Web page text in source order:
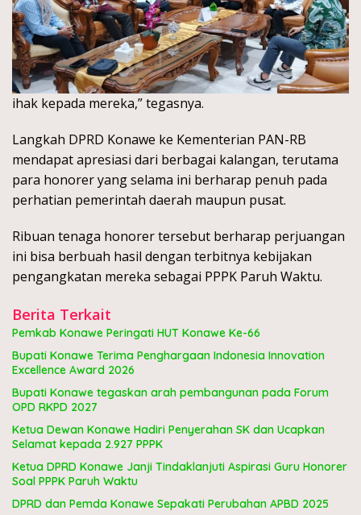
ihak kepada mereka,” tegasnya.
Langkah DPRD Konawe ke Kementerian PAN-RB
mendapat apresiasi dari berbagai kalangan, terutama
para honorer yang selama ini berharap penuh pada
perhatian pemerintah daerah maupun pusat.
Ribuan tenaga honorer tersebut berharap perjuangan
ini bisa berbuah hasil dengan terbitnya kebijakan
pengangkatan mereka sebagai PPPK Paruh Waktu.
Berita Terkait
Pemkab Konawe Peringati HUT Konawe Ke-66
Bupati Konawe Terima Penghargaan Indonesia Innovation
Excellence Award 2026
Bupati Konawe tegaskan arah pembangunan pada Forum
OPD RKPD 2027
Ketua Dewan Konawe Hadiri Penyerahan SK dan Ucapkan
Selamat kepada 2.927 PPPK
Ketua DPRD Konawe Janji Tindaklanjuti Aspirasi Guru Honorer
Soal PPPK Paruh Waktu
DPRD dan Pemda Konawe Sepakati Perubahan APBD 2025